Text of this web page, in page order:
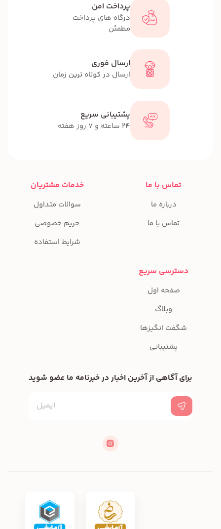
پرداخت امن
درگاه های پرداخت
مطمئن
ارسال فوری
ارسال در کوتاه ترین زمان
پشتیبانی سریع
24 ساعته و 7 روز هفته
تماس با ما
درباره ما
تماس با ما
خدمات مشتریان
سوالات متداول
حریم خصوصی
شرایط استفاده
دسترسی سریع
صفحه اول
وبلاگ
شگفت انگیزها
پشتیبانی
برای آگاهی از آخرین اخبار در خبرنامه ما عضو شوید